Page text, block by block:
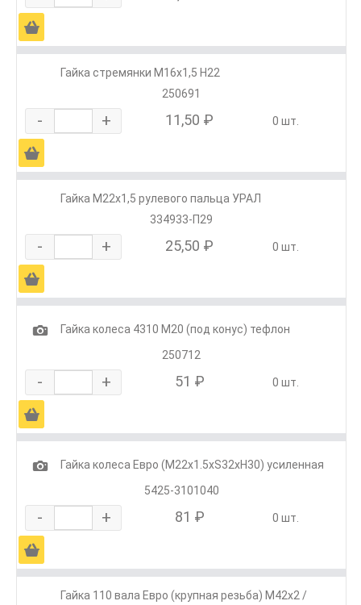
Ä
Гайка стремянки М16х1,5 Н22
250691
- + 11,50 ₽ 0 шт.
Ä
Гайка М22х1,5 рулевого пальца УРАЛ
334933-П29
- + 25,50 ₽ 0 шт.
Ä
1
Гайка колеса 4310 М20 (под конус) тефлон
250712
- + 51 ₽ 0 шт.
Ä
1
Гайка колеса Евро (М22х1.5хS32хH30) усиленная
5425-3101040
- + 81 ₽ 0 шт.
Ä
Гайка 110 вала Евро (крупная резьба) М42х2 /